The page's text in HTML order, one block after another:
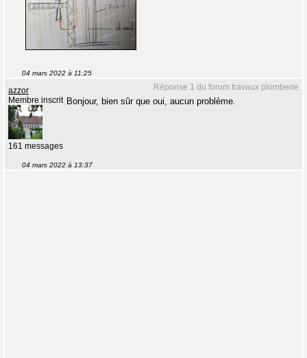
04 mars 2022 à 11:25
Réponse 1 du forum travaux plomberie
azzor
Membre inscrit
161 messages
Bonjour, bien sûr que oui, aucun problème.
04 mars 2022 à 13:37